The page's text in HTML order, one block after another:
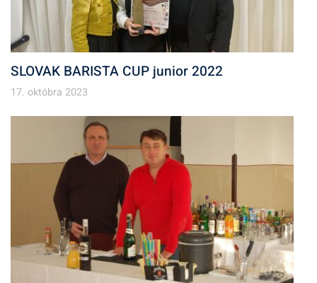
SLOVAK BARISTA CUP junior 2022
17. októbra 2023